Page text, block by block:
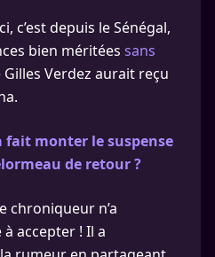
c’est depuis le Sénégal,
bien méritées sans
Gilles Verdez aurait reçu
fait monter le suspense
de retour ?
chroniqueur n’a
accepter ! Il a